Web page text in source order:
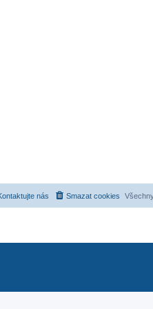
Smazat cookies
nás